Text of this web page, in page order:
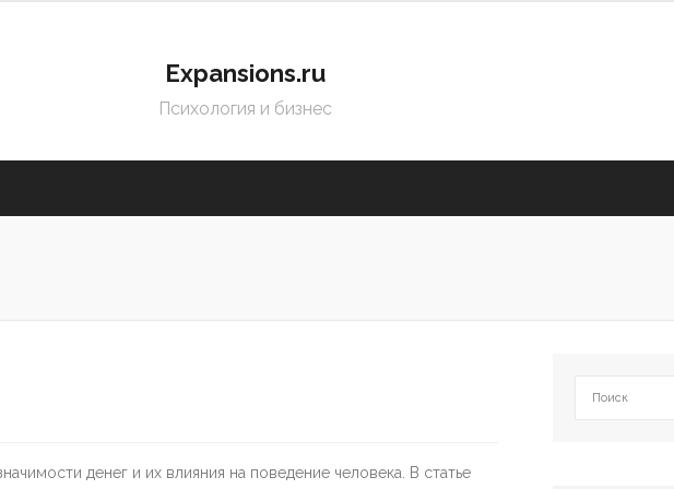
Expansions.ru
Психология и бизнес
денег и их влияния на поведение человека. В статье